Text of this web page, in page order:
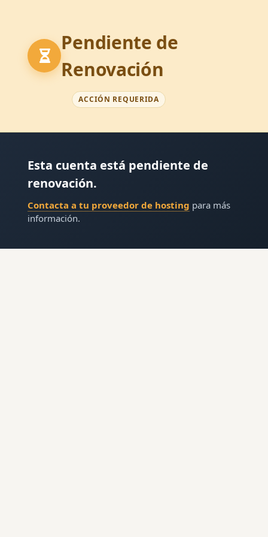
Pendiente de
Renovación
ACCIÓN REQUERIDA
Esta cuenta está pendiente de
renovación.
Contacta a tu proveedor de hosting para más
información.